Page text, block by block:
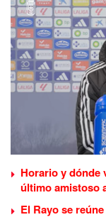
Horario y dónde
último amistoso
El Rayo se